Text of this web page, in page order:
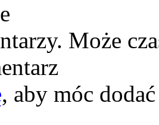
Może
, aby móc